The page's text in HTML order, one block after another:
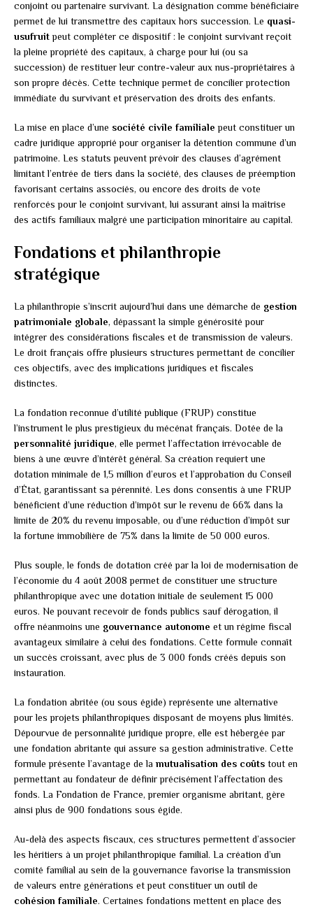
conjoint ou partenaire survivant. La désignation comme bénéficiaire
permet de lui transmettre des capitaux hors succession. Le quasi-
usufruitpeut compléter ce dispositif : le conjoint survivant reçoit
la pleine propriété des capitaux, à charge pour lui (ou sa
succession) de restituer leur contre-valeur aux nus-propriétaires à
son propre décès. Cette technique permet de concilier protection
immédiate du survivant et préservation des droits des enfants.
La mise en place d’une société civile familiale peut constituer un
cadre juridique approprié pour organiser la détention commune d’un
patrimoine. Les statuts peuvent prévoir des clauses d’agrément
limitant l’entrée de tiers dans la société, des clauses de préemption
favorisant certains associés, ou encore des droits de vote
renforcés pour le conjoint survivant, lui assurant ainsi la maîtrise
des actifs familiaux malgré une participation minoritaire au capital.
Fondations et philanthropie
stratégique
La philanthropie s’inscrit aujourd’hui dans une démarche de gestion
patrimoniale globale, dépassant la simple générosité pour
intégrer des considérations fiscales et de transmission de valeurs.
Le droit français offre plusieurs structures permettant de concilier
ces objectifs, avec des implications juridiques et fiscales
distinctes.
La fondation reconnue d’utilité publique (FRUP) constitue
l’instrument le plus prestigieux du mécénat français. Dotée de la
personnalité juridique, elle permet l’affectation irrévocable de
biens à une œuvre d’intérêt général. Sa création requiert une
dotation minimale de 1,5 million d’euros et l’approbation du Conseil
d’État, garantissant sa pérennité. Les dons consentis à une FRUP
bénéficient d’une réduction d’impôt sur le revenu de 66% dans la
limite de 20% du revenu imposable, ou d’une réduction d’impôt sur
la fortune immobilière de 75% dans la limite de 50 000 euros.
Plus souple, le fonds de dotation créé par la loi de modernisation de
l’économie du 4 août 2008 permet de constituer une structure
philanthropique avec une dotation initiale de seulement 15 000
euros. Ne pouvant recevoir de fonds publics sauf dérogation, il
offre néanmoins une gouvernance autonome et un régime fiscal
avantageux similaire à celui des fondations. Cette formule connaît
un succès croissant, avec plus de 3 000 fonds créés depuis son
instauration.
La fondation abritée (ou sous égide) représente une alternative
pour les projets philanthropiques disposant de moyens plus limités.
Dépourvue de personnalité juridique propre, elle est hébergée par
une fondation abritante qui assure sa gestion administrative. Cette
formule présente l’avantage de la mutualisation des coûts tout en
permettant au fondateur de définir précisément l’affectation des
fonds. La Fondation de France, premier organisme abritant, gère
ainsi plus de 900 fondations sous égide.
Au-delà des aspects fiscaux, ces structures permettent d’associer
les héritiers à un projet philanthropique familial. La création d’un
comité familial au sein de la gouvernance favorise la transmission
de valeurs entre générations et peut constituer un outil de
cohésion familiale. Certaines fondations mettent en place des